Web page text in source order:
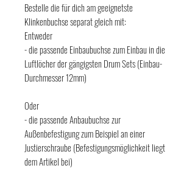
Bestelle die für dich am geeignetste
Klinkenbuchse separat gleich mit:
Entweder
- die passende Einbaubuchse zum Einbau in die
Luftlöcher der gängigsten Drum Sets (Einbau-
Durchmesser 12mm)
Oder
- die passende Anbaubuchse zur
Außenbefestigung zum Beispiel an einer
Justierschraube (Befestigungsmöglichkeit liegt
dem Artikel bei)